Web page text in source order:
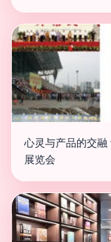
心灵与产品的交
展览会